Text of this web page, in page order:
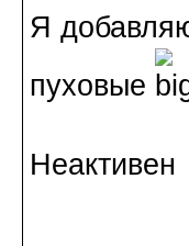
Я
пуховые
Неактивен